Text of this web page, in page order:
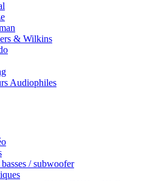
& Wilkins
Audiophiles
/ subwoofer